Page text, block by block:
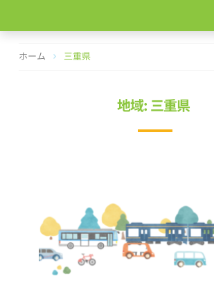
テ
ホーム 三重県
地域: 三重県